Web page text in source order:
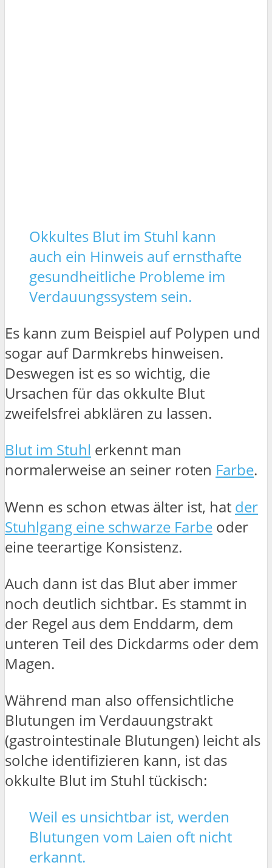
Okkultes Blut im Stuhl kann
auch ein Hinweis auf ernsthafte
gesundheitliche Probleme im
Verdauungssystem sein.
Es kann zum Beispiel auf Polypen und
sogar auf Darmkrebs hinweisen.
Deswegen ist es so wichtig, die
Ursachen für das okkulte Blut
zweifelsfrei abklären zu lassen.
Blut im Stuhl erkennt man
normalerweise an seiner roten Farbe.
Wenn es schon etwas älter ist, hat der
Stuhlgang eine schwarze Farbe oder
eine teerartige Konsistenz.
Auch dann ist das Blut aber immer
noch deutlich sichtbar. Es stammt in
der Regel aus dem Enddarm, dem
unteren Teil des Dickdarms oder dem
Magen.
Während man also offensichtliche
Blutungen im Verdauungstrakt
(gastrointestinale Blutungen) leicht als
solche identifizieren kann, ist das
okkulte Blut im Stuhl tückisch:
Weil es unsichtbar ist, werden
Blutungen vom Laien oft nicht
erkannt.